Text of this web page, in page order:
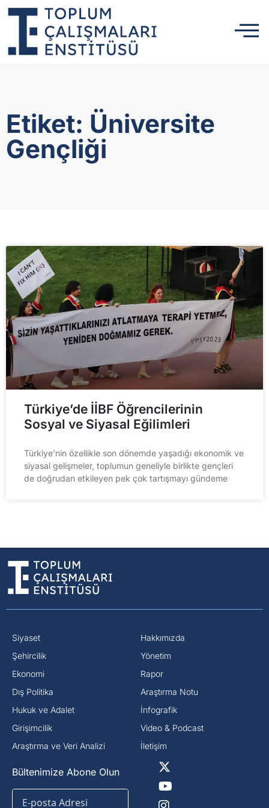
Etiket: Üniversite
Gençliği
Türkiye’de İİBF Öğrencilerinin
Sosyal ve Siyasal Eğilimleri
Türkiye’nin özellikle son dönemde yaşadığı ekonomik ve
siyasal gelişmeler, toplumun geneliyle birlikte gençleri
de doğrudan etkileyen pek çok tartışmayı gündeme
Siyaset
⁠Şehircilik
Ekonomi
Dış Politika
⁠Hukuk ve Adalet
Girişimcilik
Araştırma ve Veri Analizi
Hakkımızda
Yönetim
Rapor
Araştırma Notu
İnfografik
Video & Podcast
İletişim
Bültenimize Abone Olun